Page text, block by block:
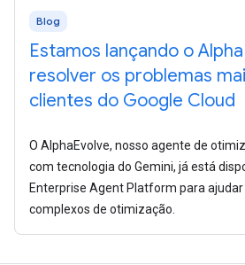
Blog
Estamos lançando o
resolver os problemas
clientes do Google Cloud
O AlphaEvolve, nosso agente de
com tecnologia do Gemini, já está
Enterprise Agent Platform para
complexos de otimização.